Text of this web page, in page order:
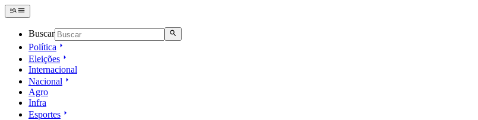
Buscar
Política
Eleições
Internacional
Nacional
Agro
Infra
Esportes